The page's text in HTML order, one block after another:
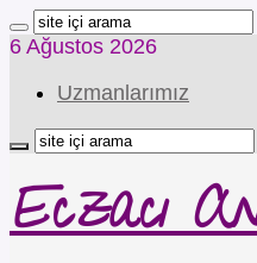
6 Ağustos 2026
Uzmanlarımız
Eczacı